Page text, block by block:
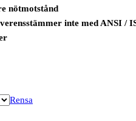
nötmotstånd
inte med ANSI /
Rensa